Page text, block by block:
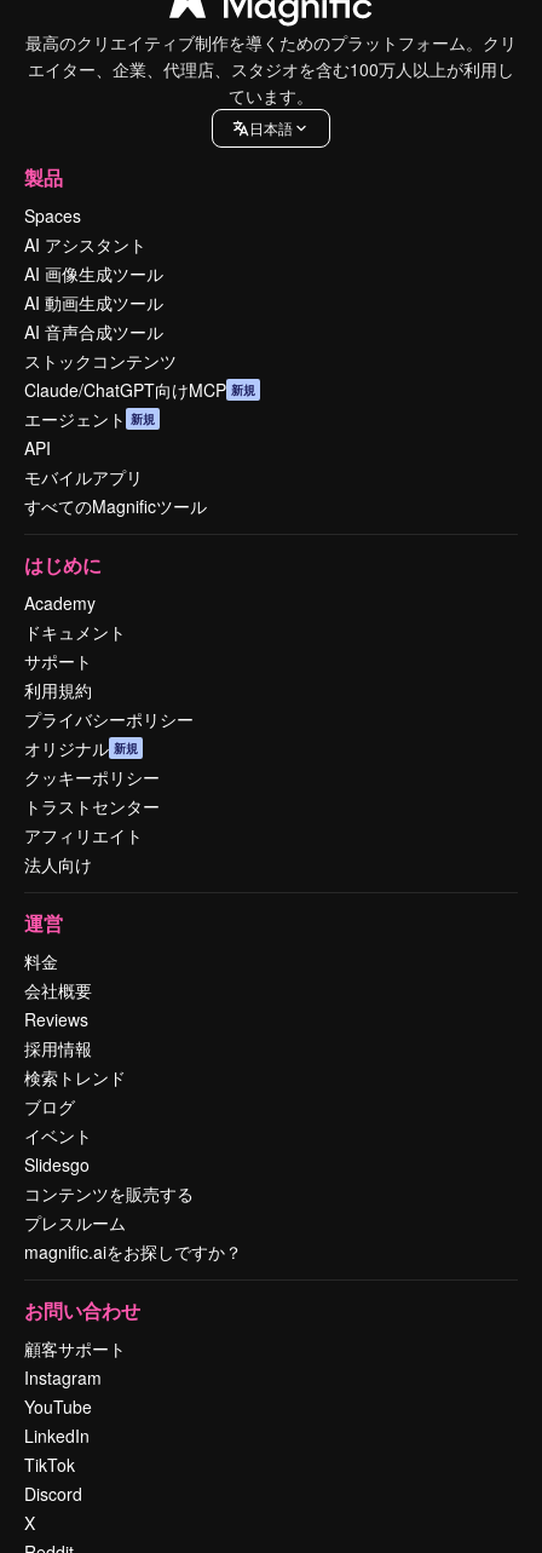
最高のクリエイティブ制作を導くためのプラットフォーム。クリ
エイター、企業、代理店、スタジオを含む100万人以上が利用し
ています。
日本語
製品
Spaces
AI アシスタント
AI 画像生成ツール
AI 動画生成ツール
AI 音声合成ツール
ストックコンテンツ
Claude/ChatGPT向けMCP 新規
エージェント 新規
API
モバイルアプリ
すべてのMagnificツール
はじめに
Academy
ドキュメント
サポート
利用規約
プライバシーポリシー
オリジナル 新規
クッキーポリシー
トラストセンター
アフィリエイト
法人向け
運営
料金
会社概要
Reviews
採用情報
検索トレンド
ブログ
イベント
Slidesgo
コンテンツを販売する
プレスルーム
magnific.aiをお探しですか？
お問い合わせ
顧客サポート
Instagram
YouTube
LinkedIn
TikTok
Discord
X